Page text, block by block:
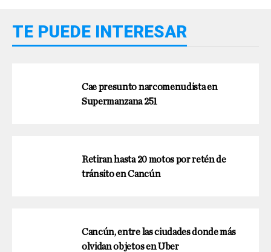
TE PUEDE INTERESAR
Cae presunto narcomenudista en
Supermanzana 251
Retiran hasta 20 motos por retén de
tránsito en Cancún
Cancún, entre las ciudades donde más
olvidan objetos en Uber